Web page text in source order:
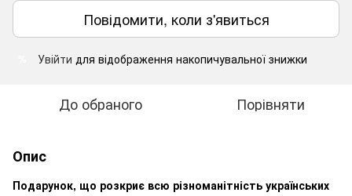
Повідомити, коли з'явиться
Увійти для відображення накопичувальної знижки
До обраного Порівняти
Опис
Подарунок, що розкриє всю різноманітність українських